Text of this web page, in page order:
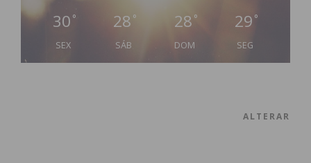
30 °
SEX
28 °
SÁB
28 °
DOM
29 °
SEG
ALTERAR